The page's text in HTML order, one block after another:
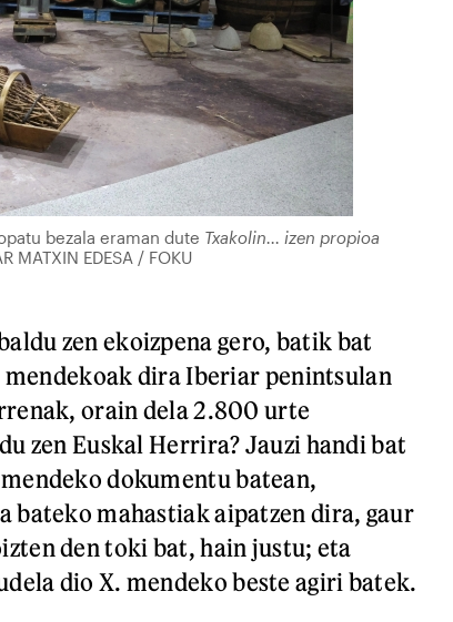
bezala eraman dute Txakolin... izen propioa
MATXIN EDESA / FOKU
zen ekoizpena gero, batik bat
dira Iberiar penintsulan
orain dela 2.800 urte
zen Euskal Herrira? Jauzi handi bat
dokumentu batean,
bateko mahastiak aipatzen dira, gaur
den toki bat, hain justu; eta
dio X. mendeko beste agiri batek.